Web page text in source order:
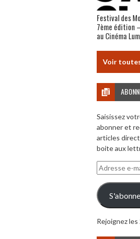
Festival des
7ème édition
au Cinéma
Voir
Saisissez
abonner et
articles
boite aux
Adresse
e-
mail
Rejoignez